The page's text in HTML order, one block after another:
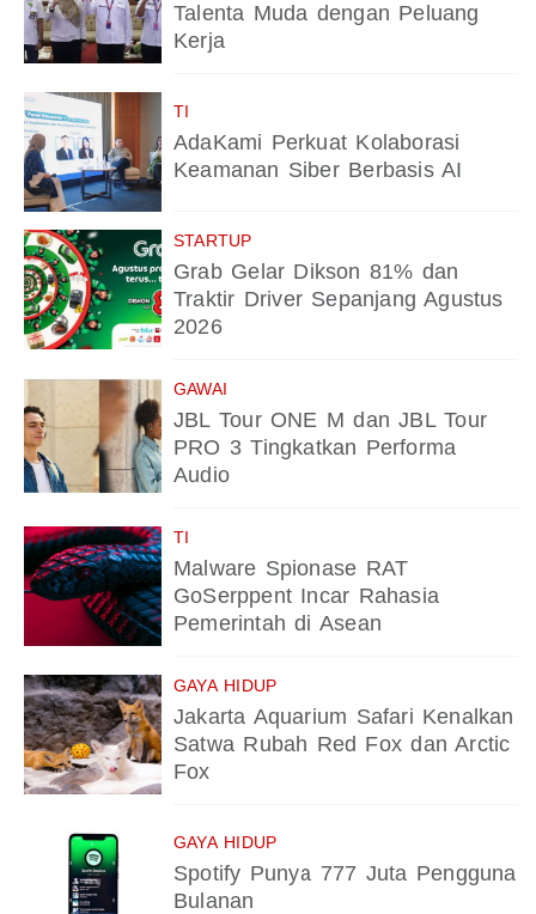
Talenta Muda dengan Peluang
Kerja
TI
AdaKami Perkuat Kolaborasi
Keamanan Siber Berbasis AI
STARTUP
Grab Gelar Dikson 81% dan
Traktir Driver Sepanjang Agustus
2026
GAWAI
JBL Tour ONE M dan JBL Tour
PRO 3 Tingkatkan Performa
Audio
TI
Malware Spionase RAT
GoSerppent Incar Rahasia
Pemerintah di Asean
GAYA HIDUP
Jakarta Aquarium Safari Kenalkan
Satwa Rubah Red Fox dan Arctic
Fox
GAYA HIDUP
Spotify Punya 777 Juta Pengguna
Bulanan